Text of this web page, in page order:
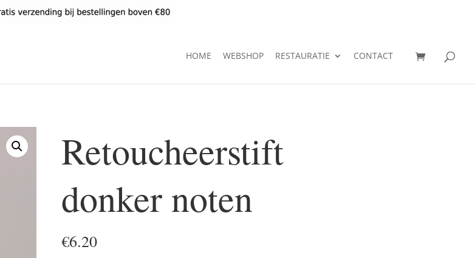
HOME WEBSHOP RESTAURATIE CONTACT
Retoucheerstift
donker noten
€6.20